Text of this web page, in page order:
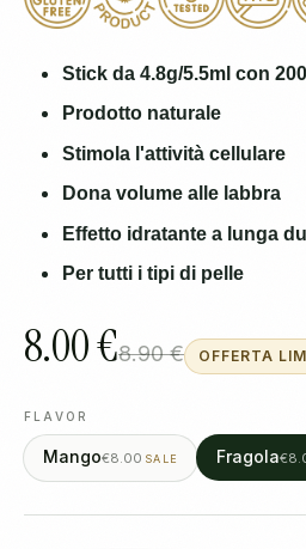
Stick da 4.8g/5.5ml con
Prodotto naturale
Stimola l'attività cellulare
Dona volume alle labbra
Effetto idratante a lunga
Per tutti i tipi di pelle
8.00 €8.90 € OFFERTA
FLAVOR
Mango€8.00 SALE Fragola